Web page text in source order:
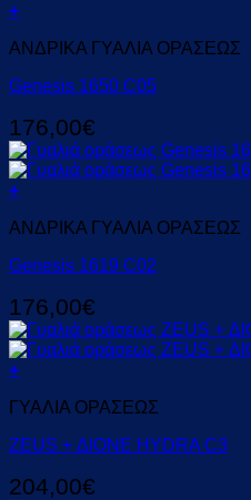
+
ΑΝΔΡΙΚΑ ΓΥΑΛΙΑ ΟΡΑΣΕΩΣ
Genesis 1650 C05
176,00€
+
ΑΝΔΡΙΚΑ ΓΥΑΛΙΑ ΟΡΑΣΕΩΣ
Genesis 1619 C02
176,00€
+
ΓΥΑΛΙΑ ΟΡΑΣΕΩΣ
ZEUS + ΔIONE HYDRA C3
204,00€